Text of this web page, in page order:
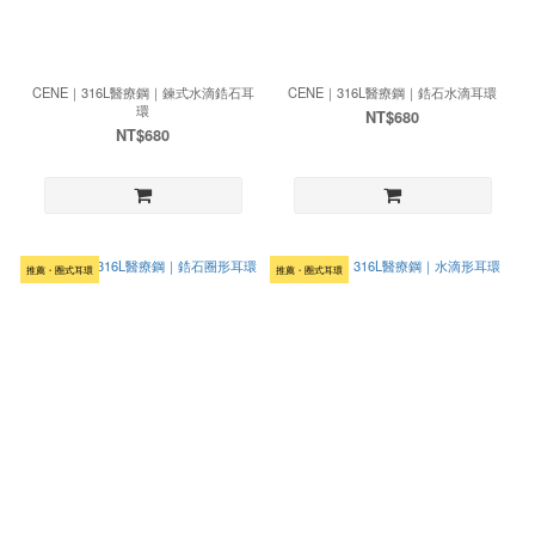
CENE｜316L醫療鋼｜鍊式水滴鋯石耳
環
NT$680
CENE｜316L醫療鋼｜鋯石水滴耳環
NT$680
推薦・圈式耳環 推薦・圈式耳環